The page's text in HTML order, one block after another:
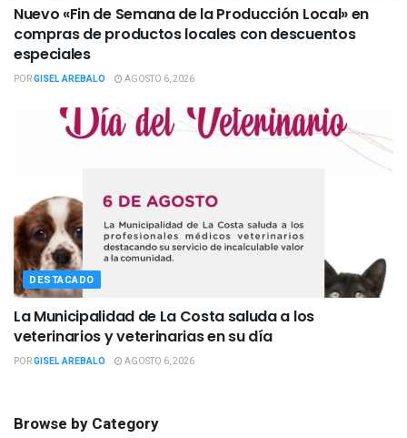
Nuevo «Fin de Semana de la Producción Local» en
compras de productos locales con descuentos
especiales
PORGISEL AREBALO AGOSTO 6, 2026
DESTACADO
La Municipalidad de La Costa saluda a los
veterinarios y veterinarias en su día
PORGISEL AREBALO AGOSTO 6, 2026
Browse by Category